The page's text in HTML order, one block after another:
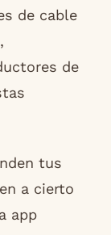
de cable
de
tus
a cierto
app